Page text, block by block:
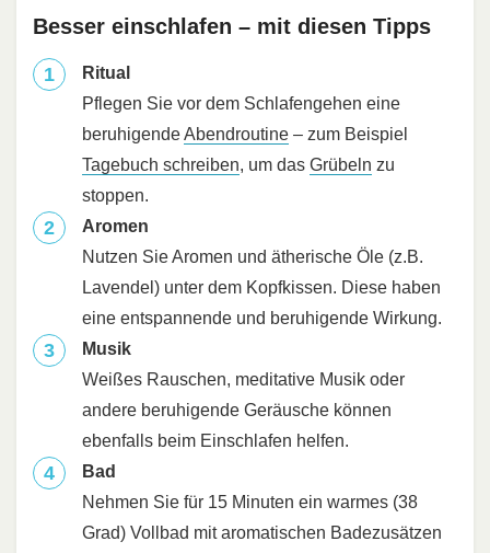
Besser einschlafen – mit diesen Tipps
Ritual
Pflegen Sie vor dem Schlafengehen eine
beruhigendeAbendroutine – zum Beispiel
Tagebuch schreiben, um das Grübeln zu
stoppen.
Aromen
Nutzen Sie Aromen und ätherische Öle (z.B.
Lavendel) unter dem Kopfkissen. Diese haben
eine entspannende und beruhigende Wirkung.
Musik
Weißes Rauschen, meditative Musik oder
andere beruhigende Geräusche können
ebenfalls beim Einschlafen helfen.
Bad
Nehmen Sie für 15 Minuten ein warmes (38
Grad) Vollbad mit aromatischen Badezusätzen